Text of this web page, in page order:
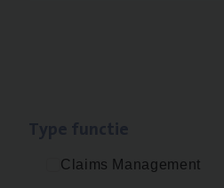
Claims Management